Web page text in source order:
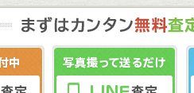
メール査定